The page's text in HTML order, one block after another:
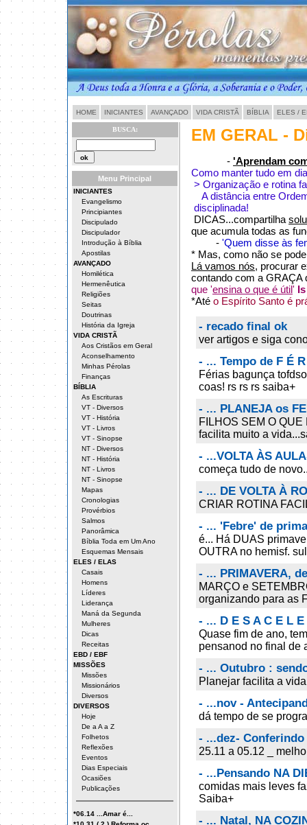
HOME INICIANTES AVANÇADO VIDA CRISTÃ BÍBLIA ELES /
BUSCA:
Menu Principal
INICIANTES
Evangelismo
Principiantes
Discipulado
Discipulador
Introdução à Bíblia
Apostilas
AVANÇADO
Homilética
Hermenêutica
Religiões
Seitas
Doutrinas
História da Igreja
VIDA CRISTÃ
Aos Cristãos em Geral
Aconselhamento
Minhas Pérolas
Finanças
BÍBLIA
As Escrituras
VT - Diversos
VT - História
VT - Livros
VT - Sinopse
NT - Diversos
NT - História
NT - Livros
NT - Sinopse
Mapas
Cronologias
Provérbios
Salmos
Panorâmica
Bíblia Toda em Um Ano
Esquemas Mensais
ELES / ELAS
Casais
Homens
Líderes
Liderança
Maná da Segunda
Mulheres
Dicas
Receitas
EBD / EBF
MISSÕES
Missões
Missionários
Diversos
DIVERSOS
Hoje
De a A a Z
Folhetos
Reflexões
Eventos
Dias Especiais
Ocasiões
Publicações
*06.14 ...Amar é...
EM GERAL -
- 'Aprendam
Como manter tudo em
> Organização e rotina
A distância entre
disciplinada!
DICAS...compartilha
que acumula todas as
- 'Quem disse às
* Mas, como não se
Lá vamos nós, procurar
contando com a GRAÇA
que 'ensina o que é útil'
*Até o Espírito Santo é
- recado final ok
ver artigos e siga
- ... Tempo de F É
Férias bagunça
coas! rs rs rs saiba+
- ... PLANEJA os
FILHOS SEM O
facilita muito a
- ...VOLTA ÀS
começa tudo de
- ... DE VOLTA À
CRIAR ROTINA
- ... 'Febre' de
é... Há DUAS
OUTRA no hemisf.
- ... PRIMAVERA,
MARÇO e
organizando para as
- ... D E S A C E L
Quase fim de ano,
pensanod no final de
- ... Outubro :
Planejar facilita a
- ...nov -
dá tempo de se
- ...dez-
25.11 a 05.12 _
- ...Pensando NA
comidas mais leves
Saiba+
- ... Natal, NA